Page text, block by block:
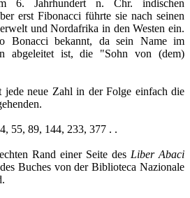
6. Jahrhundert n. Chr. indischen
erst Fibonacci führte sie nach seinen
und Nordafrika in den Westen ein.
Bonacci bekannt, da sein Name im
abgeleitet ist, die "Sohn von (dem)
neue Zahl in der Folge einfach die
55, 89, 144, 233, 377 . .
Rand einer Seite des Liber Abaci
Buches von der Biblioteca Nazionale